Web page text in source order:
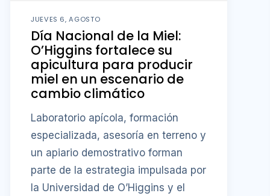
JUEVES 6, AGOSTO
Día Nacional de la Miel:
O’Higgins fortalece su
apicultura para producir
miel en un escenario de
cambio climático
Laboratorio apícola, formación
especializada, asesoría en terreno y
un apiario demostrativo forman
parte de la estrategia impulsada por
la Universidad de O’Higgins y el